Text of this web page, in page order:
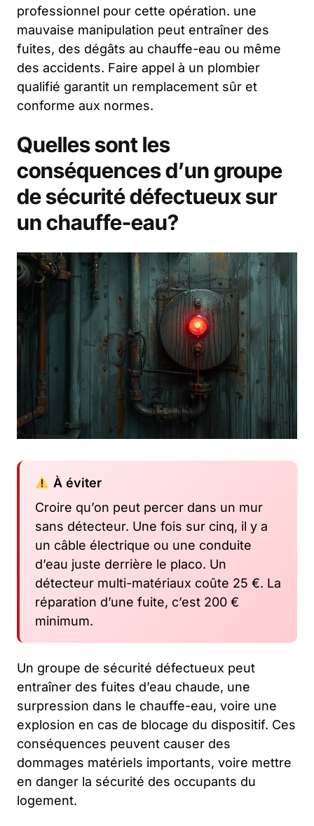
professionnel pour cette opération. une
mauvaise manipulation peut entraîner des
fuites, des dégâts au chauffe-eau ou même
des accidents. Faire appel à un plombier
qualifié garantit un remplacement sûr et
conforme aux normes.
Quelles sont les
conséquences d’un groupe
de sécurité défectueux sur
un chauffe-eau?
À éviter
Croire qu’on peut percer dans un mur
sans détecteur. Une fois sur cinq, il y a
un câble électrique ou une conduite
d’eau juste derrière le placo. Un
détecteur multi-matériaux coûte 25 €. La
réparation d’une fuite, c’est 200 €
minimum.
Un groupe de sécurité défectueux peut
entraîner des fuites d’eau chaude, une
surpression dans le chauffe-eau, voire une
explosion en cas de blocage du dispositif. Ces
conséquences peuvent causer des
dommages matériels importants, voire mettre
en danger la sécurité des occupants du
logement.